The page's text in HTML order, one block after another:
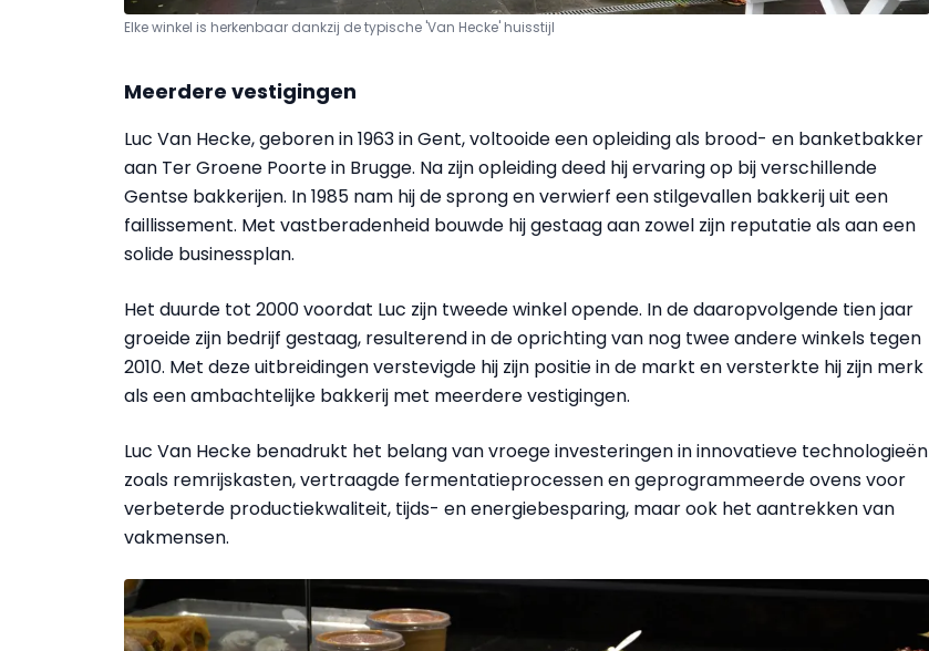
Elke winkel is herkenbaar dankzij de typische 'Van Hecke' huisstijl
Meerdere vestigingen
Luc Van Hecke, geboren in 1963 in Gent, voltooide een opleiding als brood- en banketbakker
aan Ter Groene Poorte in Brugge. Na zijn opleiding deed hij ervaring op bij verschillende
Gentse bakkerijen. In 1985 nam hij de sprong en verwierf een stilgevallen bakkerij uit een
faillissement. Met vastberadenheid bouwde hij gestaag aan zowel zijn reputatie als aan een
solide businessplan.
Het duurde tot 2000 voordat Luc zijn tweede winkel opende. In de daaropvolgende tien jaar
groeide zijn bedrijf gestaag, resulterend in de oprichting van nog twee andere winkels tegen
2010. Met deze uitbreidingen verstevigde hij zijn positie in de markt en versterkte hij zijn merk
als een ambachtelijke bakkerij met meerdere vestigingen.
Luc Van Hecke benadrukt het belang van vroege investeringen in innovatieve technologieën
zoals remrijskasten, vertraagde fermentatieprocessen en geprogrammeerde ovens voor
verbeterde productiekwaliteit, tijds- en energiebesparing, maar ook het aantrekken van
vakmensen.